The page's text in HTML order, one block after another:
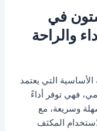
في
والراحة
التي يعتمد
فهي توفر أداءً
وسريعة، مع
المكثف